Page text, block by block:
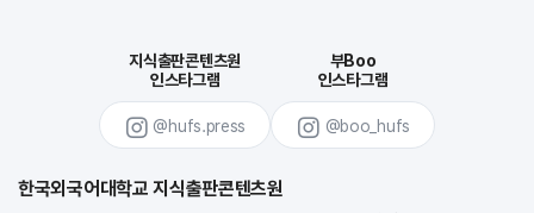
지식출판콘텐츠원
인스타그램
@hufs.press
부Boo
인스타그램
@boo_hufs
한국외국어대학교 지식출판콘텐츠원